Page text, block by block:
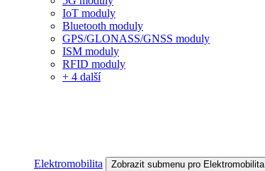
IoT moduly
Bluetooth moduly
GPS/GLONASS/GNSS moduly
ISM moduly
RFID moduly
+ 4 další
Elektromobilita Zobrazit submenu pro Elektromobilita